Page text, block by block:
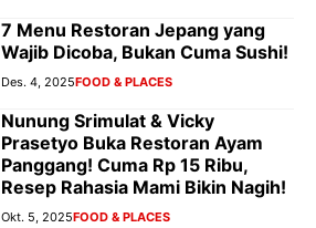
7 Menu Restoran Jepang yang
Wajib Dicoba, Bukan Cuma Sushi!
Des. 4, 2025FOOD & PLACES
Nunung Srimulat & Vicky
Prasetyo Buka Restoran Ayam
Panggang! Cuma Rp 15 Ribu,
Resep Rahasia Mami Bikin Nagih!
Okt. 5, 2025FOOD & PLACES